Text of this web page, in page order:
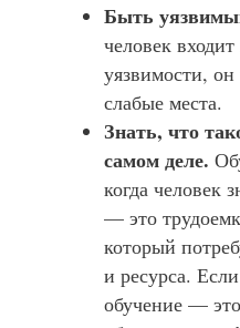
Быть
человек
уязвимости, он
слабые места.
Знать, что
самом деле.
когда человек
— это
который
и ресурса.
обучение —